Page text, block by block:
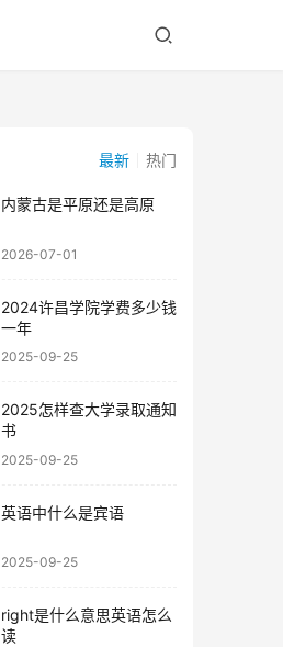
最新 热门
内蒙古是平原还是高原
2026-07-01
2024许昌学院学费多少钱
一年
2025-09-25
2025怎样查大学录取通知
书
2025-09-25
英语中什么是宾语
2025-09-25
right是什么意思英语怎么
读